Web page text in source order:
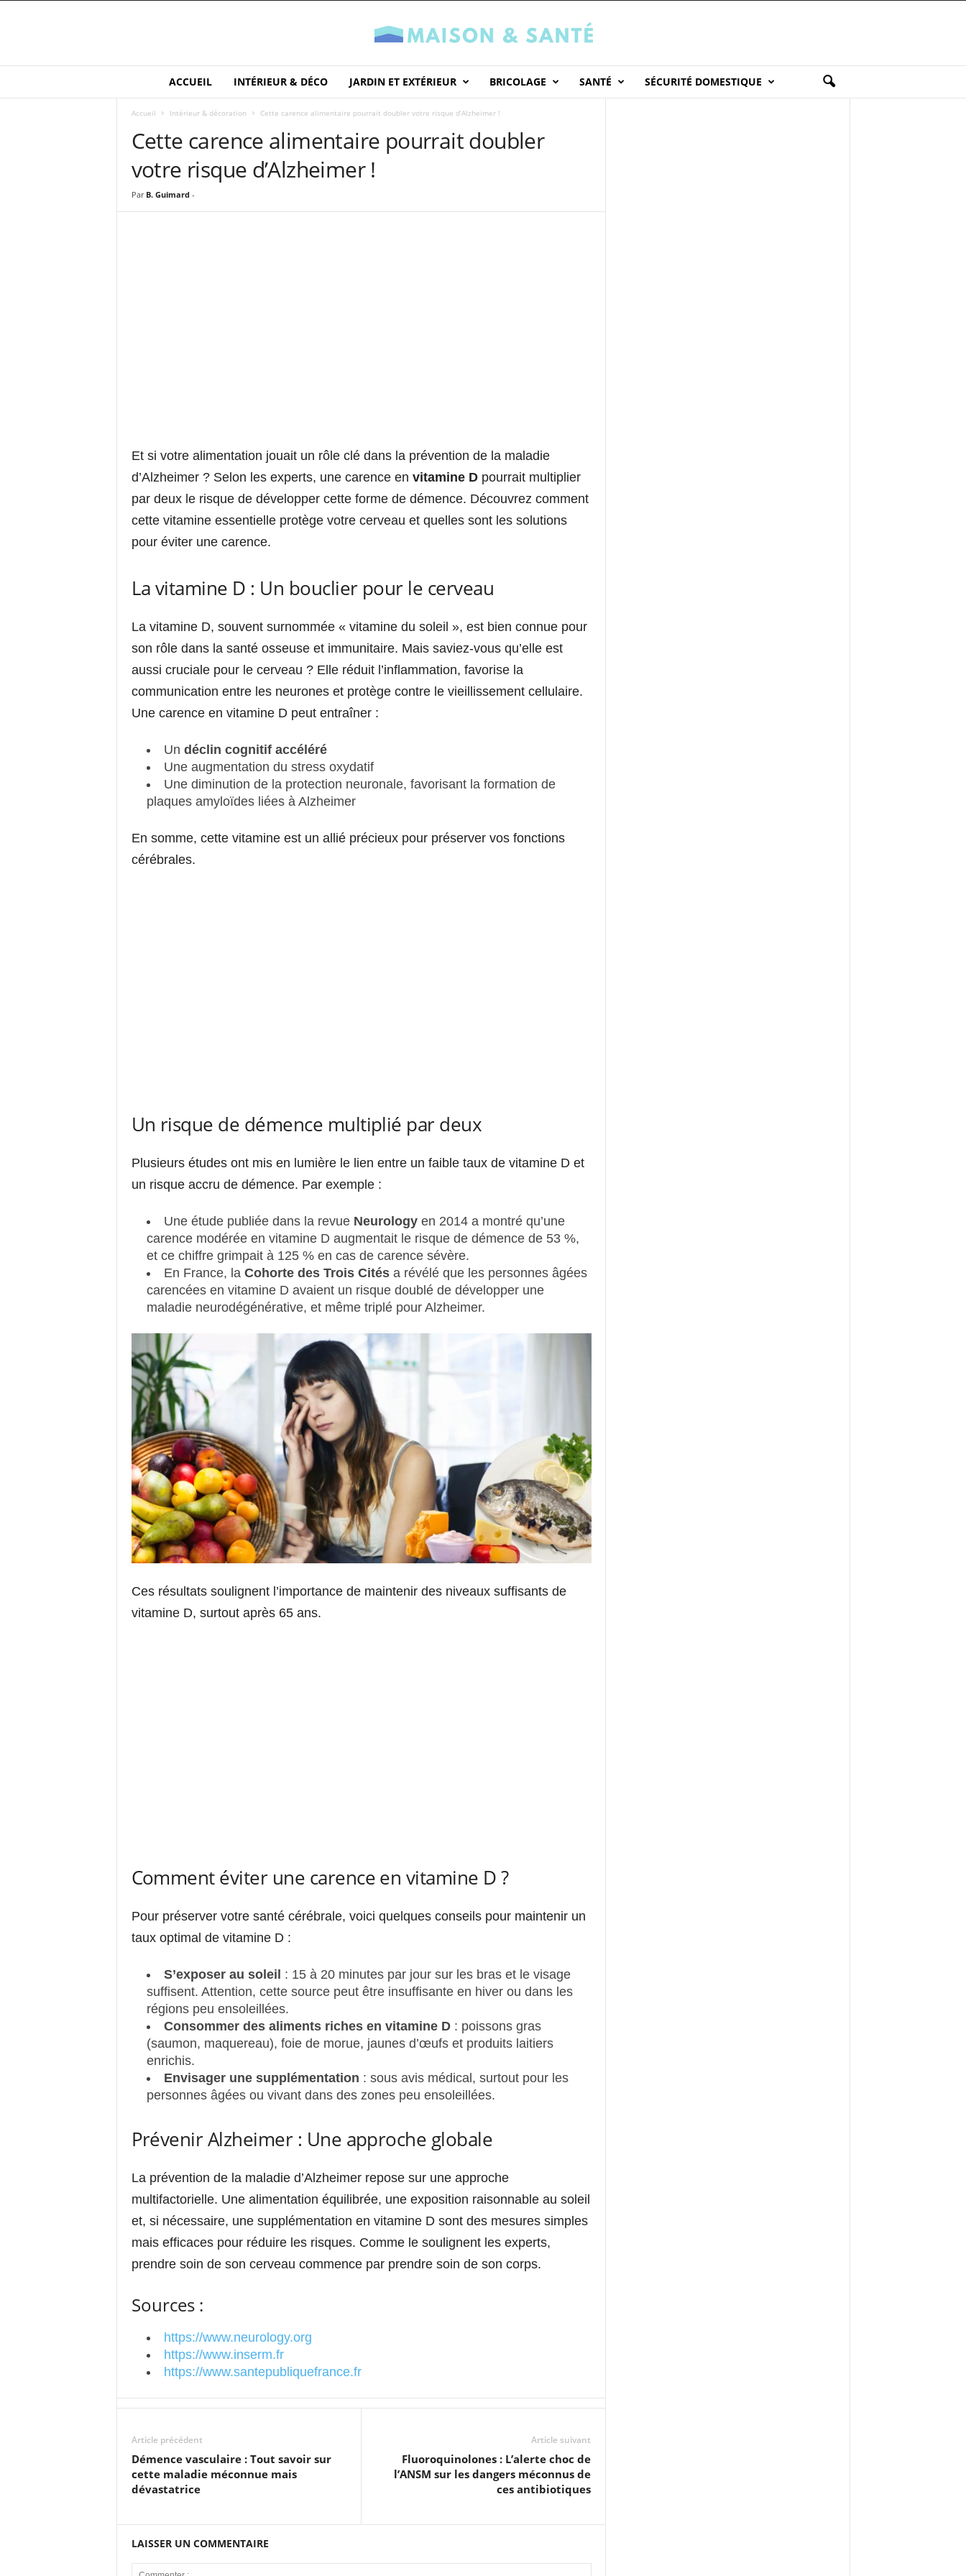
ACCUEIL INTÉRIEUR & DÉCO JARDIN ET EXTÉRIEUR BRICOLAGE SANTÉ SÉCURITÉ DOMESTIQUE
Accueil Intérieur & décoration Cette carence alimentaire pourrait doubler votre risque d’Alzheimer !
Cette carence alimentaire pourrait doubler
votre risque d’Alzheimer !
Par B. Guimard-
Et si votre alimentation jouait un rôle clé dans la prévention de la maladie
d’Alzheimer ? Selon les experts, une carence en vitamine Dpourrait multiplier
par deux le risque de développer cette forme de démence. Découvrez comment
cette vitamine essentielle protège votre cerveau et quelles sont les solutions
pour éviter une carence.
La vitamine D : Un bouclier pour le cerveau
La vitamine D, souvent surnommée « vitamine du soleil », est bien connue pour
son rôle dans la santé osseuse et immunitaire. Mais saviez-vous qu’elle est
aussi cruciale pour le cerveau ? Elle réduit l’inflammation, favorise la
communication entre les neurones et protège contre le vieillissement cellulaire.
Une carence en vitamine D peut entraîner :
Un déclin cognitif accéléré
Une augmentation du stress oxydatif
Une diminution de la protection neuronale, favorisant la formation de
plaques amyloïdes liées à Alzheimer
En somme, cette vitamine est un allié précieux pour préserver vos fonctions
cérébrales.
Un risque de démence multiplié par deux
Plusieurs études ont mis en lumière le lien entre un faible taux de vitamine D et
un risque accru de démence. Par exemple :
Une étude publiée dans la revue Neurologyen 2014 a montré qu’une
carence modérée en vitamine D augmentait le risque de démence de 53 %,
et ce chiffre grimpait à 125 % en cas de carence sévère.
En France, la Cohorte des Trois Citésa révélé que les personnes âgées
carencées en vitamine D avaient un risque doublé de développer une
maladie neurodégénérative, et même triplé pour Alzheimer.
Ces résultats soulignent l’importance de maintenir des niveaux suffisants de
vitamine D, surtout après 65 ans.
Comment éviter une carence en vitamine D ?
Pour préserver votre santé cérébrale, voici quelques conseils pour maintenir un
taux optimal de vitamine D :
S’exposer au soleil : 15 à 20 minutes par jour sur les bras et le visage
suffisent. Attention, cette source peut être insuffisante en hiver ou dans les
régions peu ensoleillées.
Consommer des aliments riches en vitamine D: poissons gras
(saumon, maquereau), foie de morue, jaunes d’œufs et produits laitiers
enrichis.
Envisager une supplémentation : sous avis médical, surtout pour les
personnes âgées ou vivant dans des zones peu ensoleillées.
Prévenir Alzheimer : Une approche globale
La prévention de la maladie d’Alzheimer repose sur une approche
multifactorielle. Une alimentation équilibrée, une exposition raisonnable au soleil
et, si nécessaire, une supplémentation en vitamine D sont des mesures simples
mais efficaces pour réduire les risques. Comme le soulignent les experts,
prendre soin de son cerveau commence par prendre soin de son corps.
Sources :
https://www.neurology.org
https://www.inserm.fr
https://www.santepubliquefrance.fr
Article précédent
Démence vasculaire : Tout savoir sur
cette maladie méconnue mais
dévastatrice
Article suivant
Fluoroquinolones : L’alerte choc de
l’ANSM sur les dangers méconnus de
ces antibiotiques
LAISSER UN COMMENTAIRE